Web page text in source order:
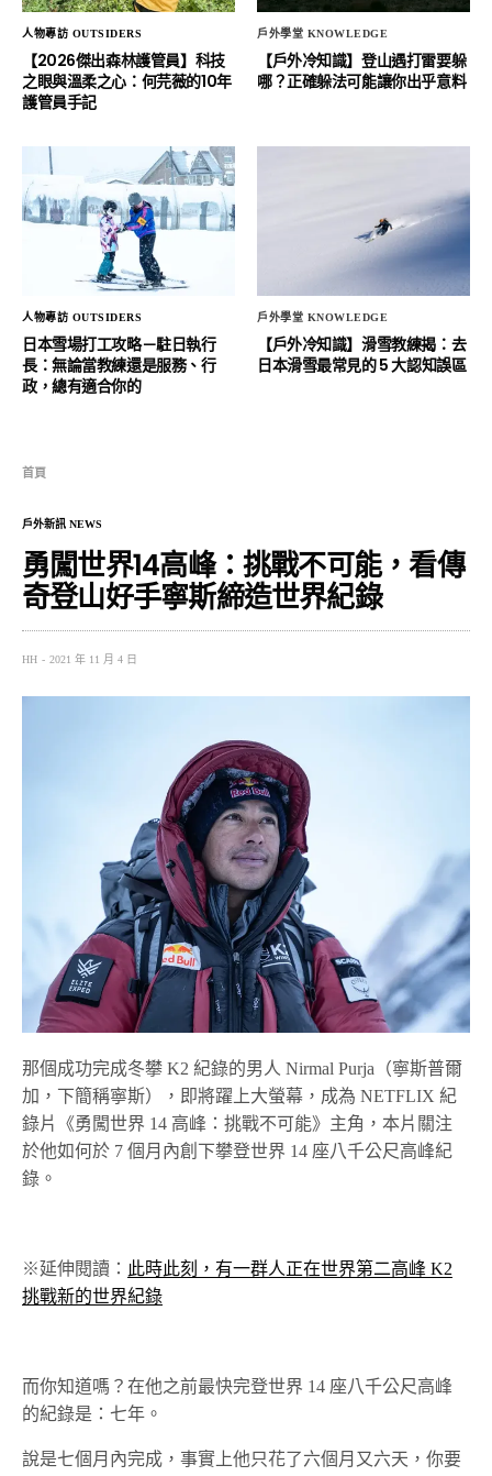
人物專訪 OUTSIDERS
【2026傑出森林護管員】科技
之眼與溫柔之心：何芫薇的10年
護管員手記
戶外學堂 KNOWLEDGE
【戶外冷知識】登山遇打雷要躲
哪？正確躲法可能讓你出乎意料
人物專訪 OUTSIDERS
日本雪場打工攻略－駐日執行
長：無論當教練還是服務、行
政，總有適合你的
戶外學堂 KNOWLEDGE
【戶外冷知識】滑雪教練揭：去
日本滑雪最常見的 5 大認知誤區
首頁
戶外新訊 NEWS
勇闖世界14高峰：挑戰不可能，看傳
奇登山好手寧斯締造世界紀錄
HH 2021 年 11 月 4 日
那個成功完成冬攀 K2 紀錄的男人 Nirmal Purja（寧斯普爾
加，下簡稱寧斯），即將躍上大螢幕，成為 NETFLIX 紀
錄片《勇闖世界 14 高峰：挑戰不可能》主角，本片關注
於他如何於 7 個月內創下攀登世界 14 座八千公尺高峰紀
錄。
※延伸閱讀： 此時此刻，有一群人正在世界第二高峰 K2
挑戰新的世界紀錄
而你知道嗎？在他之前最快完登世界 14 座八千公尺高峰
的紀錄是：七年。
說是七個月內完成，事實上他只花了六個月又六天，你要